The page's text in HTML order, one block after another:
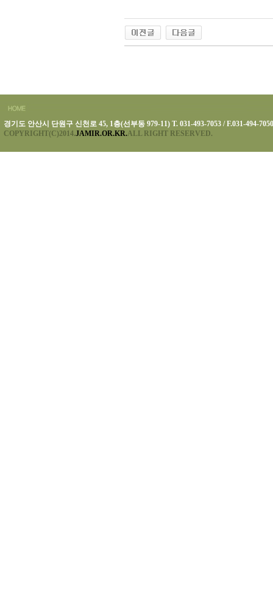
경기도 안산시 단원구 신천로 45, 1층(선부동 979-11) T. 031-493-7053 / F.031-494-7050
COPYRIGHT(C)2014.JAMIR.OR.KR.ALL RIGHT RESERVED.